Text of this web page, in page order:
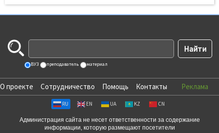
ВУЗ преподаватель материал
О проекте Сотрудничество Помощь Контакты Реклама
RU EN UA KZ CN
Администрация сайта не несет ответственности за содержание
информации, которую размещают посетители